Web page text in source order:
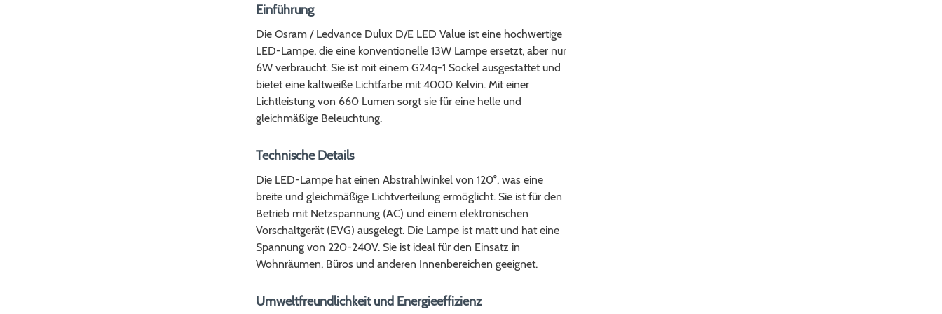
Einführung
Die Osram / Ledvance Dulux D/E LED Value ist eine hochwertige
LED-Lampe, die eine konventionelle 13W Lampe ersetzt, aber nur
6W verbraucht. Sie ist mit einem G24q-1 Sockel ausgestattet und
bietet eine kaltweiße Lichtfarbe mit 4000 Kelvin. Mit einer
Lichtleistung von 660 Lumen sorgt sie für eine helle und
gleichmäßige Beleuchtung.
Technische Details
Die LED-Lampe hat einen Abstrahlwinkel von 120°, was eine
breite und gleichmäßige Lichtverteilung ermöglicht. Sie ist für den
Betrieb mit Netzspannung (AC) und einem elektronischen
Vorschaltgerät (EVG) ausgelegt. Die Lampe ist matt und hat eine
Spannung von 220-240V. Sie ist ideal für den Einsatz in
Wohnräumen, Büros und anderen Innenbereichen geeignet.
Umweltfreundlichkeit und Energieeffizienz